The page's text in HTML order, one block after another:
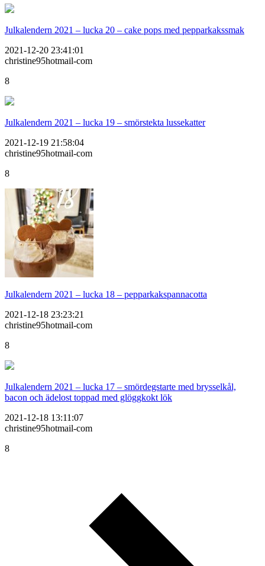
Julkalendern 2021 – lucka 20 – cake pops med pepparkakssmak
2021-12-20 23:41:01
christine95hotmail-com
8
Julkalendern 2021 – lucka 19 – smörstekta lussekatter
2021-12-19 21:58:04
christine95hotmail-com
8
Julkalendern 2021 – lucka 18 – pepparkakspannacotta
2021-12-18 23:23:21
christine95hotmail-com
8
Julkalendern 2021 – lucka 17 – smördegstarte med brysselkål,
bacon och ädelost toppad med glöggkokt lök
2021-12-18 13:11:07
christine95hotmail-com
8